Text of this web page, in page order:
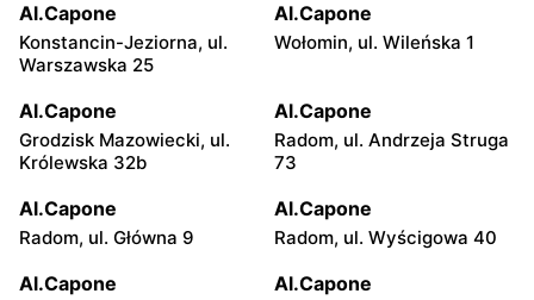
Al.Capone
Konstancin-Jeziorna, ul.
Warszawska 25
Al.Capone
Wołomin, ul. Wileńska 1
Al.Capone
Grodzisk Mazowiecki, ul.
Królewska 32b
Al.Capone
Radom, ul. Andrzeja Struga
73
Al.Capone
Radom, ul. Główna 9
Al.Capone
Radom, ul. Wyścigowa 40
Al.Capone Al.Capone